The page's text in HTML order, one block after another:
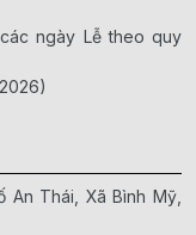
ngày Lễ theo quy
Thái, Xã Bình Mỹ,